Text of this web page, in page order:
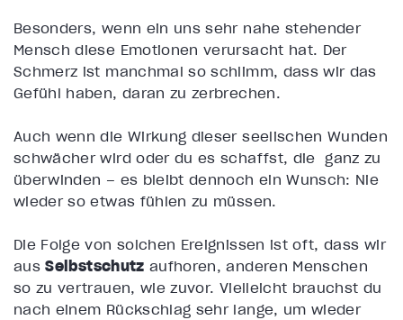
Besonders, wenn ein uns sehr nahe stehender
Mensch diese Emotionen verursacht hat. Der
Schmerz ist manchmal so schlimm, dass wir das
Gefühl haben, daran zu zerbrechen.
Auch wenn die Wirkung dieser seelischen Wunden
schwächer wird oder du es schaffst, die ganz zu
überwinden – es bleibt dennoch ein Wunsch: Nie
wieder so etwas fühlen zu müssen.
Die Folge von solchen Ereignissen ist oft, dass wir
ausSelbstschutz aufhören, anderen Menschen
so zu vertrauen, wie zuvor. Vielleicht brauchst du
nach einem Rückschlag sehr lange, um wieder